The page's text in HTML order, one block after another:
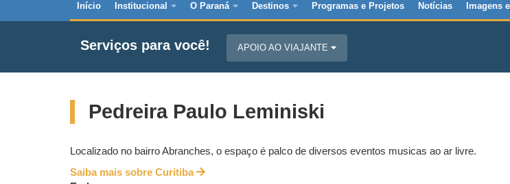
Navegação
principal
Início Institucional O Paraná Destinos Programas e Projetos Notícias Imagens
Serviços para você! APOIO AO VIAJANTE
Pedreira Paulo Leminiski
Localizado no bairro Abranches, o espaço é palco de diversos eventos musicas ao ar livre.
Saiba mais sobre Curitiba